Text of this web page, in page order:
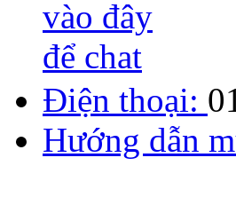
Điện thoại:
Hướng dẫn